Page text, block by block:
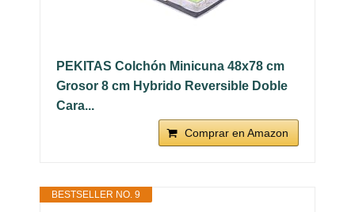
PEKITAS Colchón Minicuna 48x78 cm
Grosor 8 cm Hybrido Reversible Doble
Cara...
Comprar en Amazon
BESTSELLER NO. 9